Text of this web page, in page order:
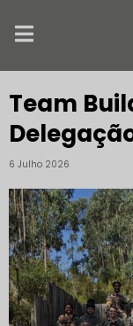
Team
6 Julho 2026